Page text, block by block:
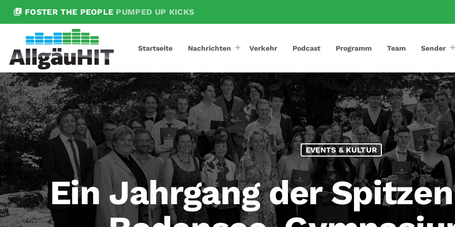
library_music FOSTER THE PEOPLE PUMPED UP KICKS
Startseite Nachrichten Verkehr Podcast Programm Team Sender
EVENTS & KULTUR
Ein Jahrgang der